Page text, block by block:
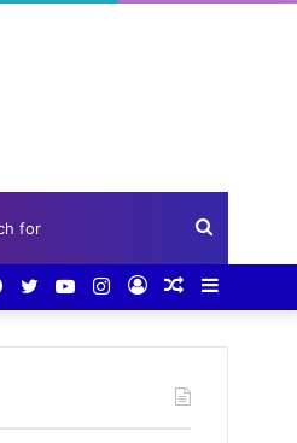
Search
for
Sidebar
Random
Log
Instagram
YouTube
Twitter
Facebook